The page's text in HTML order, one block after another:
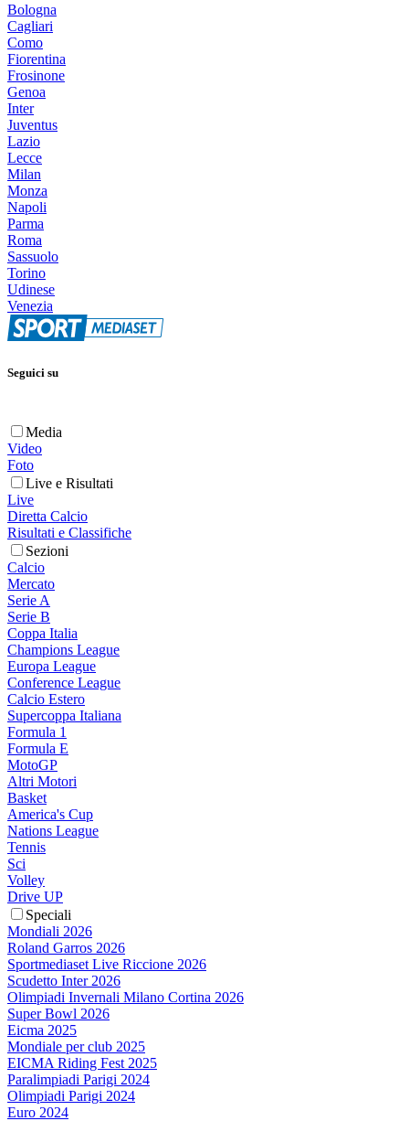
Bologna
Cagliari
Como
Fiorentina
Frosinone
Genoa
Inter
Juventus
Lazio
Lecce
Milan
Monza
Napoli
Parma
Roma
Sassuolo
Torino
Udinese
Venezia
Seguici su
Media
Video
Foto
Live e Risultati
Live
Diretta Calcio
Risultati e Classifiche
Sezioni
Calcio
Mercato
Serie A
Serie B
Coppa Italia
Champions League
Europa League
Conference League
Calcio Estero
Supercoppa Italiana
Formula 1
Formula E
MotoGP
Altri Motori
Basket
America's Cup
Nations League
Tennis
Sci
Volley
Drive UP
Speciali
Mondiali 2026
Roland Garros 2026
Sportmediaset Live Riccione 2026
Scudetto Inter 2026
Olimpiadi Invernali Milano Cortina 2026
Super Bowl 2026
Eicma 2025
Mondiale per club 2025
EICMA Riding Fest 2025
Paralimpiadi Parigi 2024
Olimpiadi Parigi 2024
Euro 2024